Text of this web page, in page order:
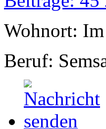
Wohnort:
Beruf: